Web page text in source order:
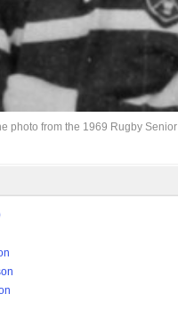
photo from the 1969 Rugby Senior